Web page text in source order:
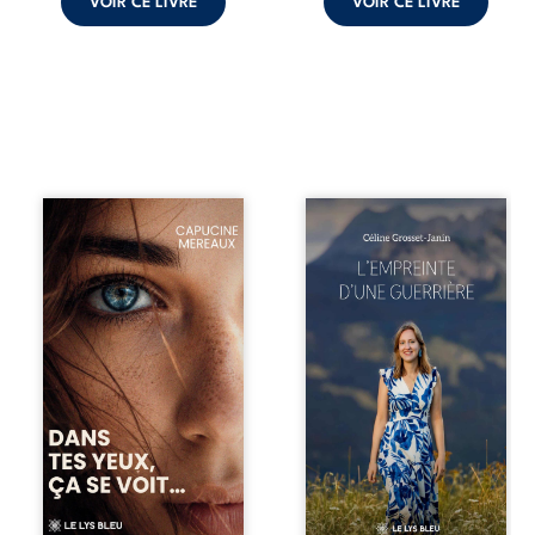
À seize ans,
Violette peine à
trouver sa place
dans la société.
Entre timidité,
moqueries et peur
du jugement, elle
avance avec le
sentiment d’être
différente, sans
comprendre
pleinement ce qui
l’habite. Sa
rencontre avec
Louise bouleverse
ses certitudes et
Que reste-t-il de
l’enfance lorsque
la maladie impose
ses propres règles
? L’empreinte
d’une guerrière
livre, sans détour,
le récit d’un
quotidien
bouleversé par la
maladie
chronique,
l’errance médicale
et de longues
hospitalisations.
L’auteure y